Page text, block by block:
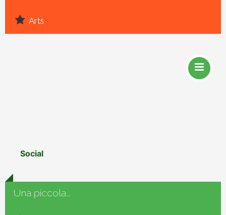
Arts
Una piccola...
Social